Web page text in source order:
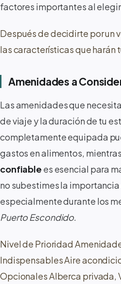
factores importantes al
Después de decidirte por un
las características que harán
Amenidades a
Las amenidades que
de viaje y la duración de tu
completamente equipada
gastos en alimentos,
confiable es esencial para
no subestimes la
especialmente durante los
Puerto Escondido.
Nivel de Prioridad
Indispensables Aire
Opcionales Alberca privada,